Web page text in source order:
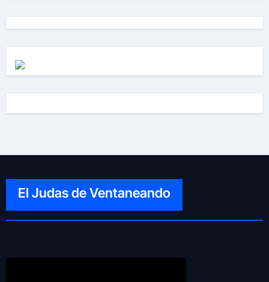
El Judas de Ventaneando